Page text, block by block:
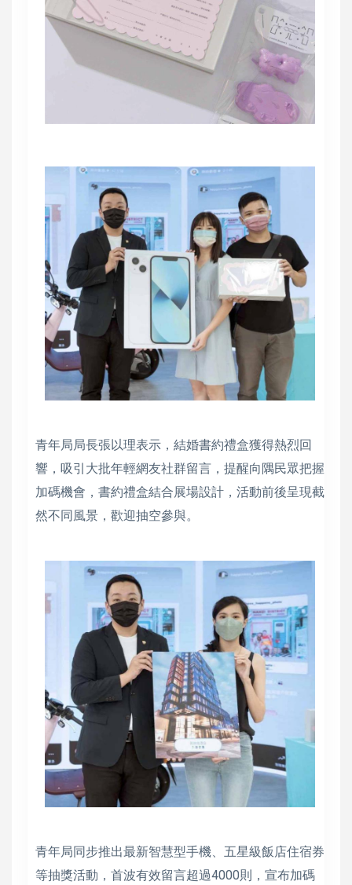
青年局局長張以理表示，結婚書約禮盒獲得熱烈回
響，吸引大批年輕網友社群留言，提醒向隅民眾把握
加碼機會，書約禮盒結合展場設計，活動前後呈現截
然不同風景，歡迎抽空參與。
青年局同步推出最新智慧型手機、五星級飯店住宿券
等抽獎活動，首波有效留言超過4000則，宣布加碼